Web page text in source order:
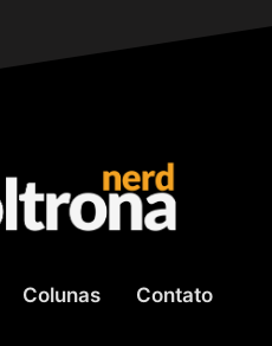
Colunas Contato